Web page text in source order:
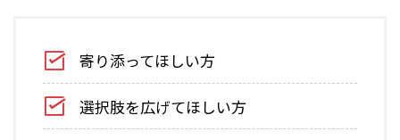
寄り添ってほしい方
選択肢を広げてほしい方